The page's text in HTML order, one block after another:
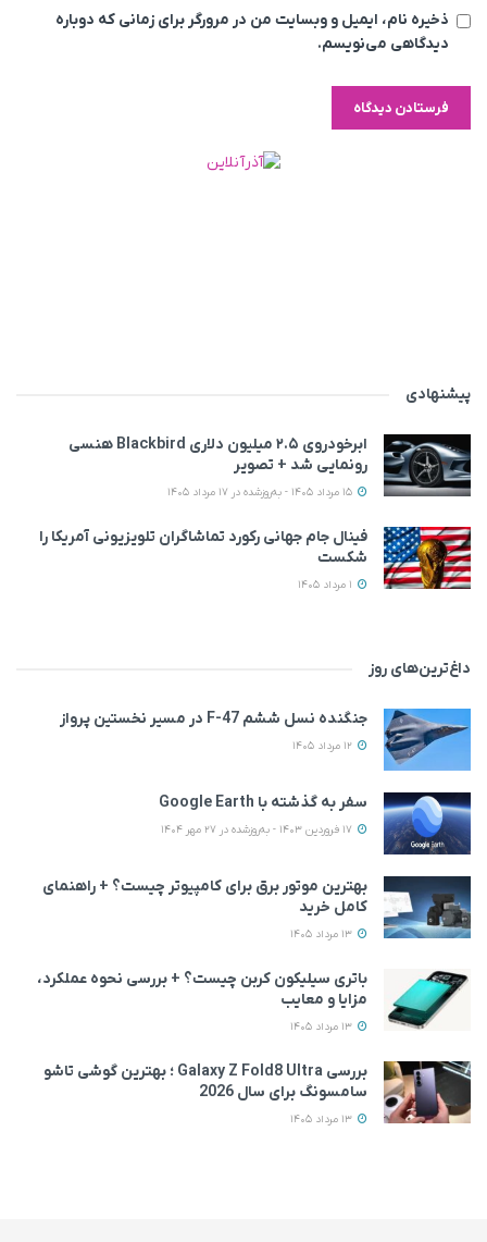
ذخیره نام، ایمیل و وبسایت من در مرورگر برای زمانی که دوباره
دیدگاهی می‌نویسم.
پیشنهادی
ابرخودروی ۲.۵ میلیون دلاری Blackbird هنسی
رونمایی شد + تصویر
فینال جام جهانی رکورد تماشاگران تلویزیونی آمریکا را
شکست
داغ‌ترین‌های روز
جنگنده نسل ششم F-47 در مسیر نخستین پرواز
سفر به گذشته با Google Earth
بهترین موتور برق برای کامپیوتر چیست؟ + راهنمای
کامل خرید
باتری سیلیکون کربن چیست؟ + بررسی نحوه عملکرد،
مزایا و معایب
بررسی Galaxy Z Fold8 Ultra ؛ بهترین گوشی تاشو
سامسونگ برای سال 2026